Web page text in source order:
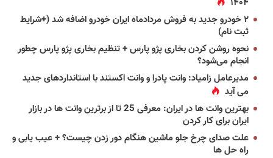
۲ خودرو جدید به فروش مردادماه ایران خودرو اضافه شد (+شرایط
ثبت نام)
نحوه روشن کردن بخاری پژو پارس + تنظیم بخاری پژو پارس چطور
انجام می‌شود؟
مدیرعامل زامیاد: وانت پادرا و وانت اکستند با استانداردهای جدید
می آید
بهترین وانت ها در ایران: معرفی 25 تا از برترین وانت ها در بازار
ایران برای کار کردن
علت صدای چرخ جلو ماشین هنگام دور زدن چیست؟ + عیب یابی و
راه حل ها